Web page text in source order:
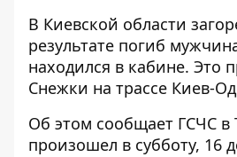
В Киевской области
результате погиб
находился в кабине. Это
Снежки на трассе Киев-
Об этом сообщает ГСЧС в
произошел в субботу, 16